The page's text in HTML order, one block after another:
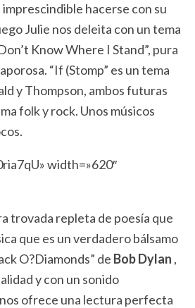
imprescindible hacerse con su
Julie nos deleita con un tema
Know Where I Stand”, pura
“If (Stomp” es un tema
y Thompson, ambos futuras
folk y rock. Unos músicos
width=»620″
trovada repleta de poesía que
que es un verdadero bálsamo
O?Diamonds” de Bob Dylan ,
y con un sonido
ofrece una lectura perfecta